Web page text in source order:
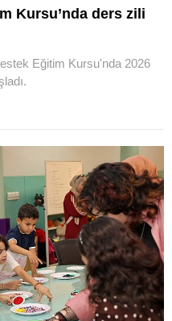
Kursu’nda ders zili
Eğitim Kursu'nda 2026